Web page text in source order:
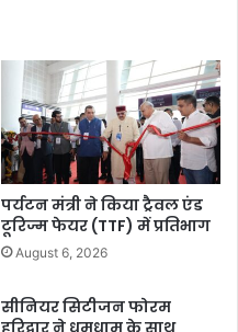
पर्यटन मंत्री ने किया ट्रैवल एंड
टूरिज्म फेयर (TTF) में प्रतिभाग
August 6, 2026
सीनियर सिटीजन फोरम
हरिद्वार ने धूमधाम के साथ